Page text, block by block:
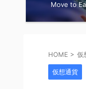
Move to
HOME > 仮
仮想通貨